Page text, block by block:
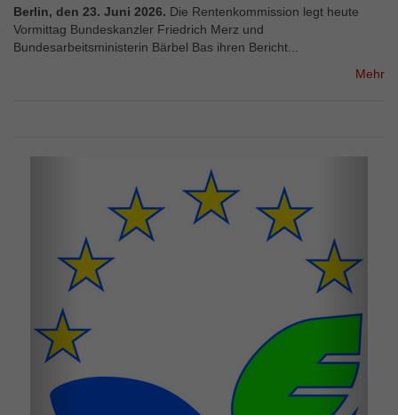
Berlin, den 23. Juni 2026. Die Rentenkommission legt heute
Vormittag Bundeskanzler Friedrich Merz und
Bundesarbeitsministerin Bärbel Bas ihren Bericht...
Mehr